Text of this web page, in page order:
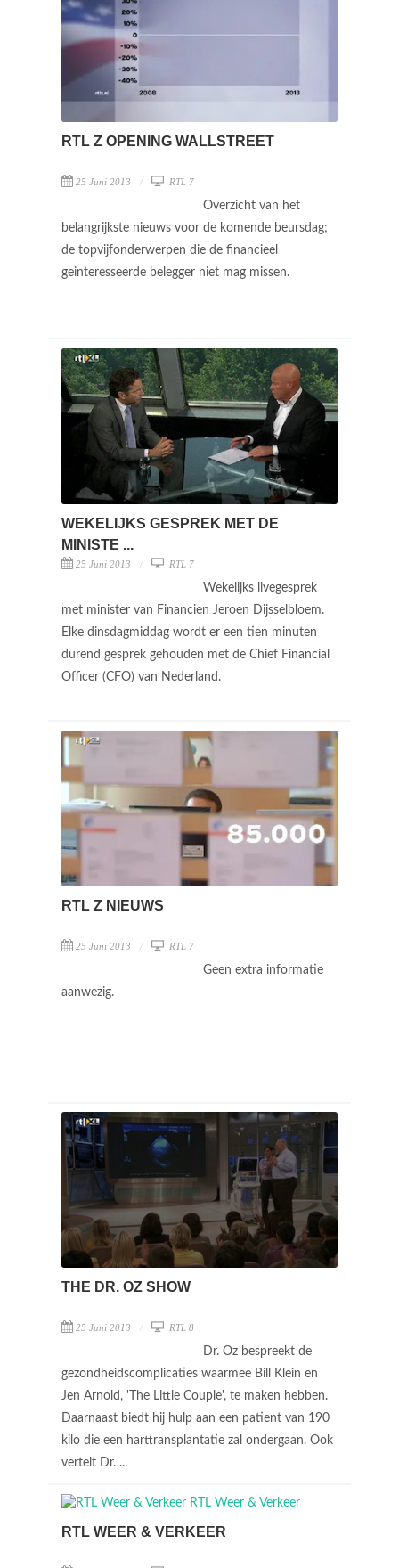
RTL Z OPENING WALLSTREET
25 Juni 2013 RTL 7
Overzicht van het
belangrijkste nieuws voor de komende beursdag;
de topvijfonderwerpen die de financieel
geinteresseerde belegger niet mag missen.
WEKELIJKS GESPREK MET DE
MINISTE ...
25 Juni 2013 RTL 7
Wekelijks livegesprek
met minister van Financien Jeroen Dijsselbloem.
Elke dinsdagmiddag wordt er een tien minuten
durend gesprek gehouden met de Chief Financial
Officer (CFO) van Nederland.
RTL Z NIEUWS
25 Juni 2013 RTL 7
Geen extra informatie
aanwezig.
THE DR. OZ SHOW
25 Juni 2013 RTL 8
Dr. Oz bespreekt de
gezondheidscomplicaties waarmee Bill Klein en
Jen Arnold, 'The Little Couple', te maken hebben.
Daarnaast biedt hij hulp aan een patient van 190
kilo die een harttransplantatie zal ondergaan. Ook
vertelt Dr. ...
RTL WEER & VERKEER